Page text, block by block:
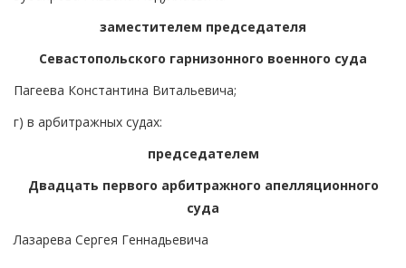
заместителем председателя
Севастопольского гарнизонного военного суда
Пагеева Константина Витальевича;
г) в арбитражных судах:
председателем
Двадцать первого арбитражного апелляционного
суда
Лазарева Сергея Геннадьевича